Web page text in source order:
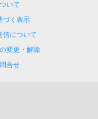
いて
づく表示
信について
変更・解除
合せ